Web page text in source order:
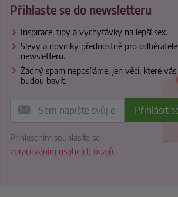
Přihlaste se do newsletteru
Inspirace, tipy a vychytávky na lepší sex.
Slevy a novinky přednostně pro odběratele
newsletteru.
Žádný spam neposíláme, jen věci, které vás
budou bavit.
Přihlášením souhlasíte se
zpracováním osobních údajů.